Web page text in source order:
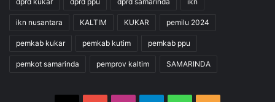
ikn nusantara KALTIM KUKAR pemilu 2024
pemkab kukar pemkab kutim pemkab ppu
pemkot samarinda pemprov kaltim SAMARINDA